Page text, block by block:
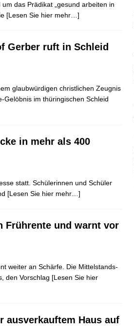
das Prädikat „gesund arbeiten in
[Lesen Sie hier mehr…]
Gerber ruft in Schleid
glaubwürdigen christlichen Zeugnis
Gelöbnis im thüringischen Schleid
in mehr als 400
statt. Schülerinnen und Schüler
[Lesen Sie hier mehr…]
Frührente und warnt vor
weiter an Schärfe. Die Mittelstands-
den Vorschlag [Lesen Sie hier
ausverkauftem Haus auf